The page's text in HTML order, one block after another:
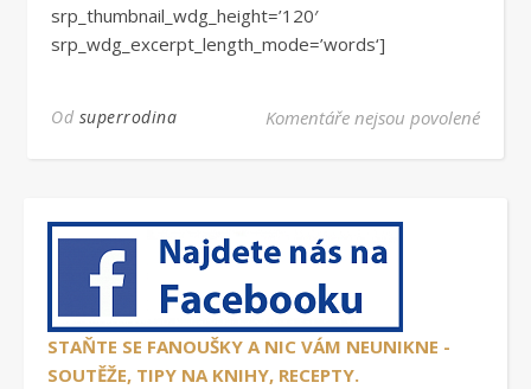
srp_thumbnail_wdg_height=’120′
srp_wdg_excerpt_length_mode=’words‘]
Od superrodina Komentáře nejsou povolenéu
STAŇTE SE FANOUŠKY A NIC VÁM NEUNIKNE -
SOUTĚŽE, TIPY NA KNIHY, RECEPTY.